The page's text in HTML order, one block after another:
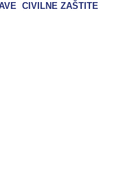
CIVILNE ZAŠTITE